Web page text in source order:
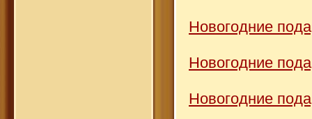
Новогодние
Новогодние
Новогодние